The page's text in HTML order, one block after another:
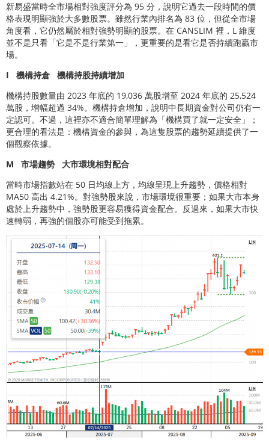
新易盛當時全市場相對強度評分為 95 分，說明它過去一段時間的價
格表現明顯強於大多數股票。雖然行業內排名為 83 位，但從全市場
角度看，它仍然屬於相對強勢明顯的股票。在 CANSLIM 裡，L 維度
並不是只看「它是不是行業第一」，更重要的是看它是否持續跑贏市
場。
I 機構持倉 機構持股持續增加
機構持股數量由 2023 年底的 19,036 萬股增至 2024 年底的 25,524
萬股，增幅超過 34%。機構持倉增加，說明中長期資金對公司仍有一
定認可。不過，這裡亦不適合簡單理解為「機構買了就一定安全」；
更合理的看法是：機構資金的參與，為這隻股票的趨勢延續提供了一
個觀察依據。
M 市場趨勢 大市環境相對配合
當時市場指數站在 50 日均線上方，均線呈現上升趨勢，價格相對
MA50 高出 4.21%。對強勢股來說，市場環境很重要；如果大市本身
處於上升趨勢中，強勢股更容易獲得資金配合。反過來，如果大市快
速轉弱，再強的個股亦可能受到拖累。